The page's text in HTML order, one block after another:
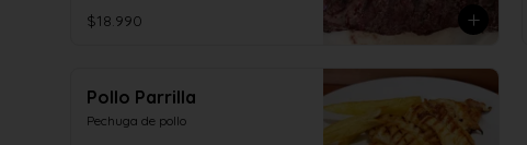
$18.990
Pollo Parrilla
Pechuga de pollo